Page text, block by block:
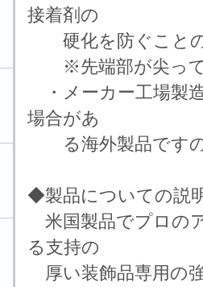
接着剤の
硬化を防ぐことの
※先端部が尖って
・メーカー工場製
場合があ
る海外製品ですの
◆製品についての説
米国製品でプロの
る支持の
厚い装飾品専用の